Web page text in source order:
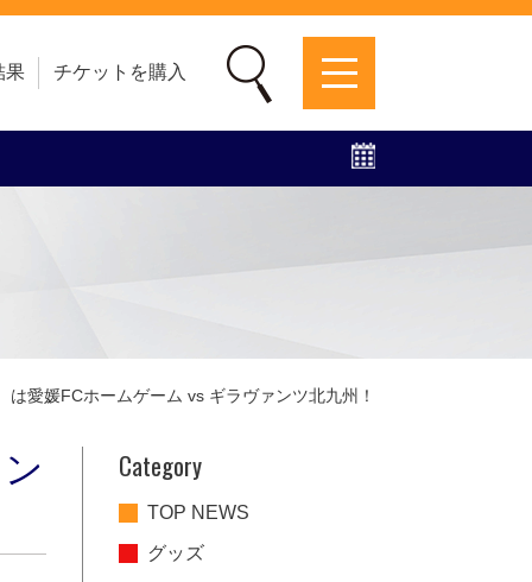
果 チケットを購入
は愛媛FCホームゲーム vs ギラヴァンツ北九州！
Category
TOP NEWS
グッズ